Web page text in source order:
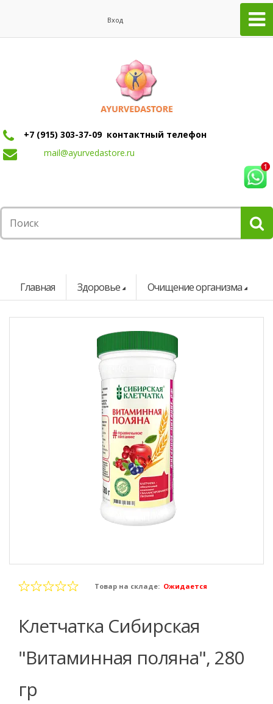
Вход
+7 (915) 303-37-09 контактный телефон
mail@ayurvedastore.ru
Главная Здоровье Очищение организма
Товар на складе: Ожидается
Клетчатка Сибирская
"Витаминная поляна", 280
гр